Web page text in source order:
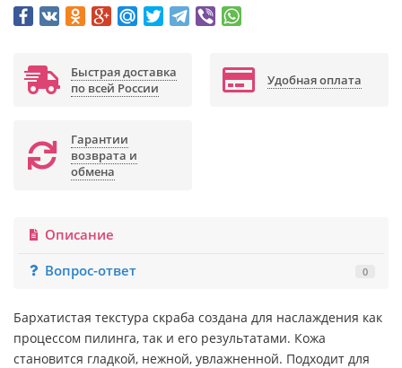
Быстрая доставка
по всей России
Удобная оплата
Гарантии
возврата и
обмена
Описание
Вопрос-ответ
0
Бархатистая текстура скраба создана для наслаждения как
процессом пилинга, так и его результатами. Кожа
становится гладкой, нежной, увлажненной. Подходит для